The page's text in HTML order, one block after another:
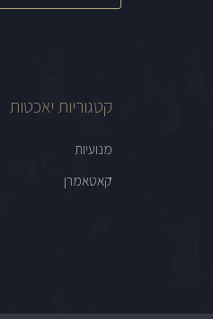
קטגוריות יאכטות
מנועיות
קאטאמרן